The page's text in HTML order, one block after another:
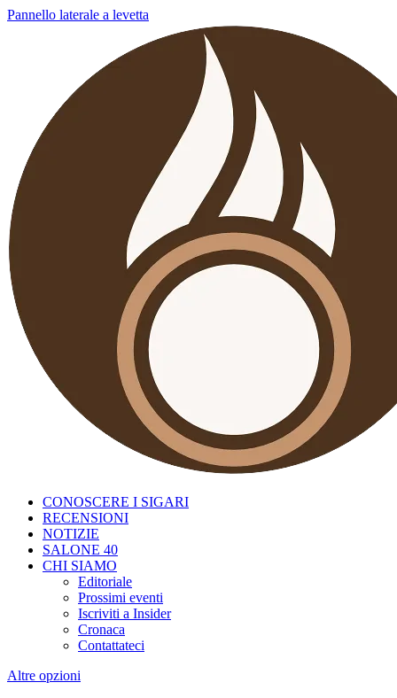
Pannello laterale a levetta
CONOSCERE I SIGARI
RECENSIONI
NOTIZIE
SALONE 40
CHI SIAMO
Editoriale
Prossimi eventi
Iscriviti a Insider
Cronaca
Contattateci
Altre opzioni